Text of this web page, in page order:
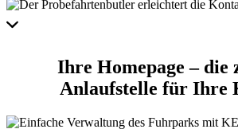
Ihre Homepage – die
Anlaufstelle für Ihre